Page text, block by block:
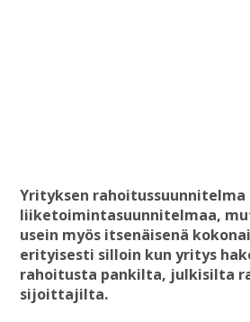
Yrityksen rahoitussuunnitelma
liiketoimintasuunnitelmaa,
usein myös itsenäisenä
erityisesti silloin kun yritys
rahoitusta pankilta, julkisilta
sijoittajilta.